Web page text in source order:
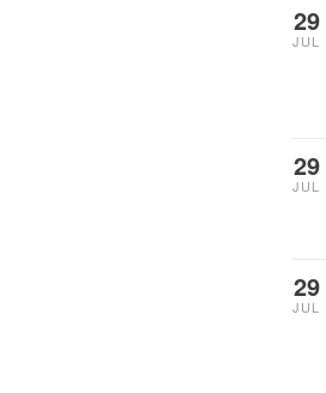
29
JUL
29
JUL
29
JUL